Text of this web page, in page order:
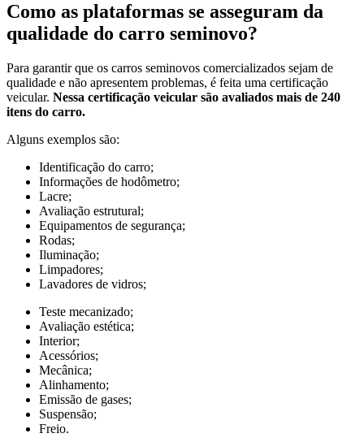
Como as plataformas se asseguram da
qualidade do carro seminovo?
Para garantir que os carros seminovos comercializados sejam de
qualidade e não apresentem problemas, é feita uma certificação
veicular. Nessa certificação veicular são avaliados mais de 240
itens do carro.
Alguns exemplos são:
Identificação do carro;
Informações de hodômetro;
Lacre;
Avaliação estrutural;
Equipamentos de segurança;
Rodas;
Iluminação;
Limpadores;
Lavadores de vidros;
Teste mecanizado;
Avaliação estética;
Interior;
Acessórios;
Mecânica;
Alinhamento;
Emissão de gases;
Suspensão;
Freio.